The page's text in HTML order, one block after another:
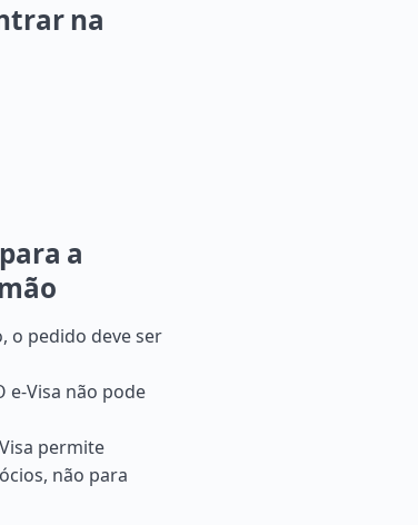
na
a
o pedido deve ser
e-Visa não pode
permite
não para